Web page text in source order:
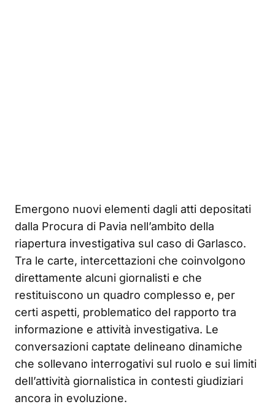
Emergono nuovi elementi dagli atti depositati
dalla Procura di Pavia nell’ambito della
riapertura investigativa sul caso di Garlasco.
Tra le carte, intercettazioni che coinvolgono
direttamente alcuni giornalisti e che
restituiscono un quadro complesso e, per
certi aspetti, problematico del rapporto tra
informazione e attività investigativa. Le
conversazioni captate delineano dinamiche
che sollevano interrogativi sul ruolo e sui limiti
dell’attività giornalistica in contesti giudiziari
ancora in evoluzione.